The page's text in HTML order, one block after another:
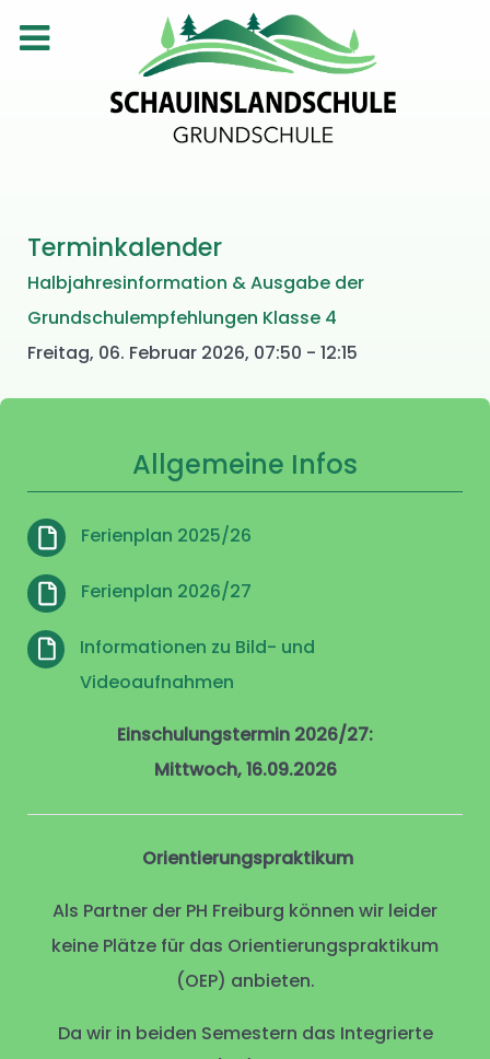
Terminkalender
Halbjahresinformation & Ausgabe der
Grundschulempfehlungen Klasse 4
Freitag, 06. Februar 2026, 07:50 - 12:15
Allgemeine Infos
Ferienplan 2025/26
Ferienplan 2026/27
Informationen zu Bild- und
Videoaufnahmen
Einschulungstermin 2026/27:
Mittwoch, 16.09.2026
Orientierungspraktikum
Als Partner der PH Freiburg können wir leider
keine Plätze für das Orientierungspraktikum
(OEP) anbieten.
Da wir in beiden Semestern das Integrierte